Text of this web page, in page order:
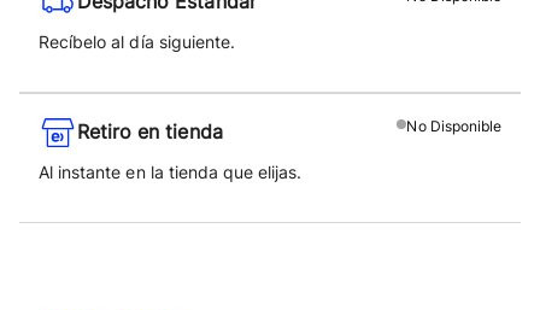
Recíbelo al día siguiente.
No Disponible
Retiro en tienda
Al instante en la tienda que elijas.